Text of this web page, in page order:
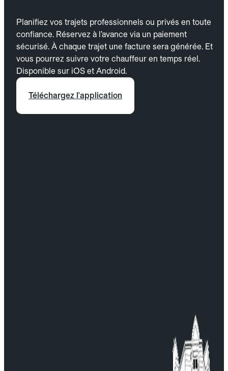
Planifiez vos trajets professionnels ou privés en toute
confiance. Réservez à l’avance via un paiement
sécurisé. À chaque trajet une facture sera générée. Et
vous pourrez suivre votre chauffeur en temps réel.
Disponible sur iOS et Android.
Téléchargez l'application